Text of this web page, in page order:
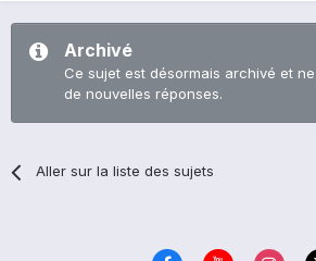
Archivé
Ce sujet est désormais archivé et
de nouvelles réponses.
Aller sur la liste des sujets